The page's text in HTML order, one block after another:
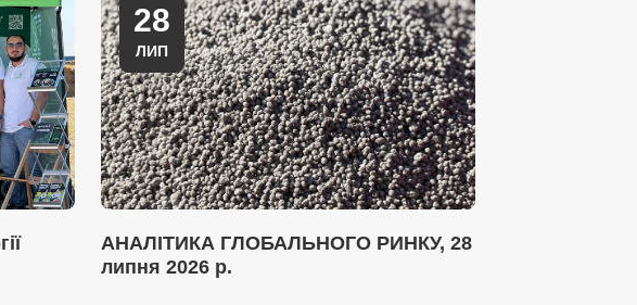
28
ЛИП
АНАЛІТИКА ГЛОБАЛЬНОГО РИНКУ, 28
липня 2026 р.